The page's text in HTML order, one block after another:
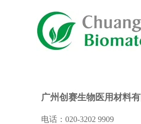
广州创赛生物医用材料有
电话：020-3202 9909